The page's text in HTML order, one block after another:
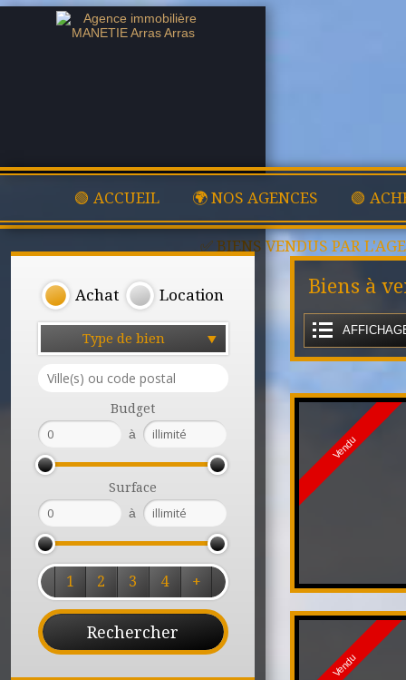
🟢 ACCUEIL 🌍 NOS AGENCES 🟢
✅ BIENS VENDUS PAR
Achat Location
Type de bien
Budget
à
Surface
à
1 2 3 4 +
Biens à
Vendu
Vendu